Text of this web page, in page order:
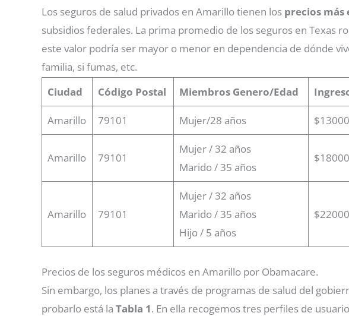
Los seguros de salud privados en Amarillo tienen los precios más
subsidios federales. La prima promedio de los seguros en Texas
este valor podría ser mayor o menor en dependencia de dónde
familia, si fumas, etc.
Ciudad
Código Postal Miembros Genero/Edad
Amarillo 79101 Mujer/28 años $13000
Amarillo 79101
Mujer / 32 años
Marido / 35 años
$18000
Amarillo 79101
Mujer / 32 años
Marido / 35 años
Hijo / 5 años
$22000
Precios de los seguros médicos en Amarillo por Obamacare.
Sin embargo, los planes a través de programas de salud del
probarlo está la Tabla 1. En ella recogemos tres perfiles de